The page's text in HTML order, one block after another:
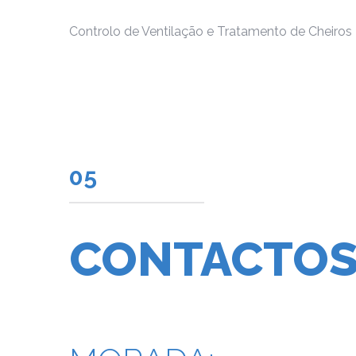
Controlo de Ventilação e Tratamento de Cheiros
05